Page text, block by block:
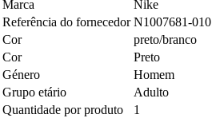
Marca
Nike
Referência do fornecedor N1007681-010
Cor
preto/branco
Cor
Preto
Género
Homem
Grupo etário
Adulto
Quantidade por produto
1